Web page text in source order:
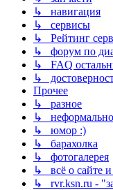
↳ навигация
↳ сервисы
↳ Рейтинг
↳ форум по
↳ FAQ
↳
Прочее
↳ разное
↳
↳ юмор :)
↳ барахолка
↳ фотогалерея
↳ всё о сайте
↳ rvr.ksn.ru -